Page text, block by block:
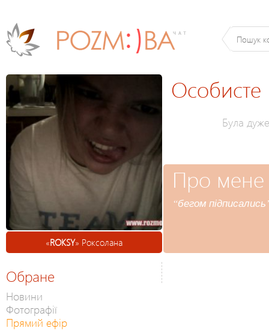
«ROKSY» Роксолана
Особисте
Була
Про мене
“бегом
Обране
Новини
Фотографії
Прямий ефір